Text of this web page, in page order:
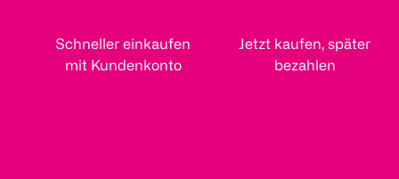
Schneller einkaufen
mit Kundenkonto
Jetzt kaufen, später
bezahlen